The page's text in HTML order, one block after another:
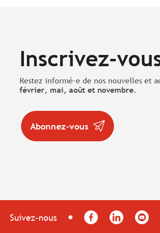
Inscrivez-
Restez informé·e de nos nouvelles et
février, mai, août et novembre.
Abonnez-vous
Suivez-nous FacebookLinkedIn